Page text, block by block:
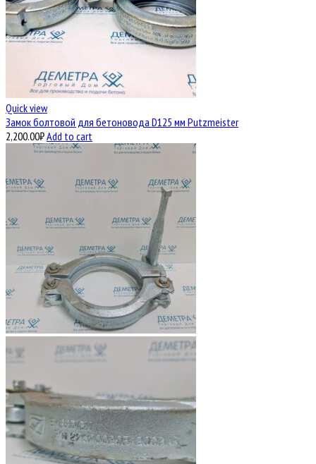
Quick view
Замок болтовой для бетоновода D125 мм Putzmeister
2,200.00₽Add to cart